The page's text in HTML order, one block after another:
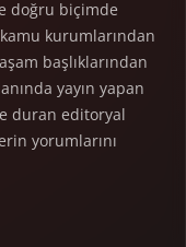
doğru biçimde
kurumlarından
başlıklarından
yayın yapan
duran editoryal
yorumlarını